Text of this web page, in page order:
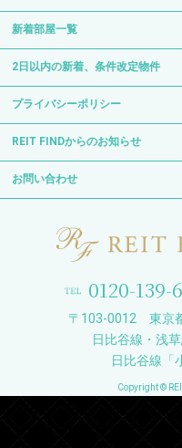
新着部屋一覧
2日以内の新着、条件改定物件
プライバシーポリシー
REIT FINDからのお知らせ
お問い合わせ
0120-139-
〒103-0012 東京
日比谷線・浅
日比谷線「
Copyright ©